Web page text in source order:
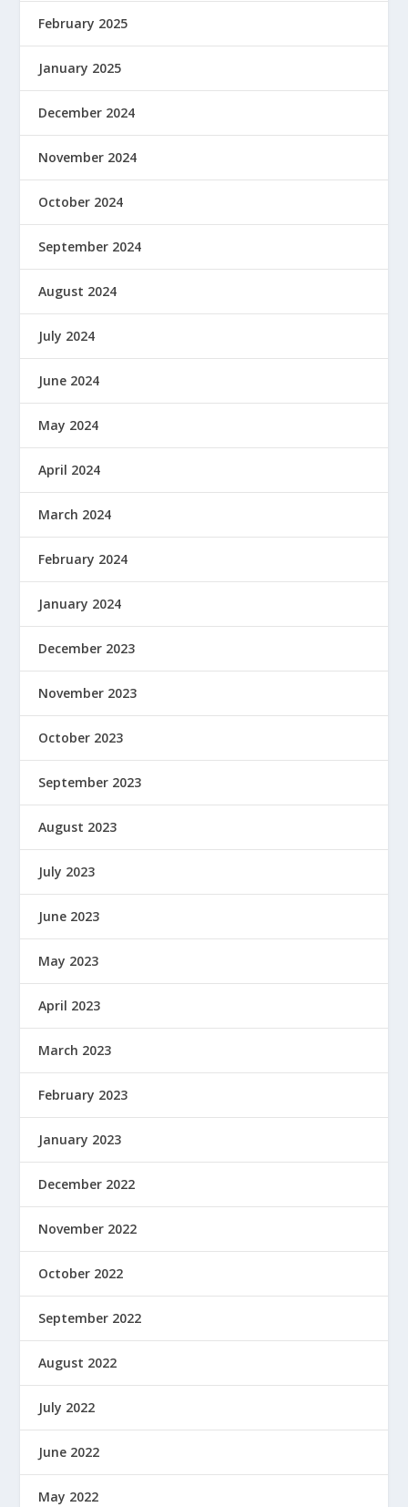
February 2025
January 2025
December 2024
November 2024
October 2024
September 2024
August 2024
July 2024
June 2024
May 2024
April 2024
March 2024
February 2024
January 2024
December 2023
November 2023
October 2023
September 2023
August 2023
July 2023
June 2023
May 2023
April 2023
March 2023
February 2023
January 2023
December 2022
November 2022
October 2022
September 2022
August 2022
July 2022
June 2022
May 2022